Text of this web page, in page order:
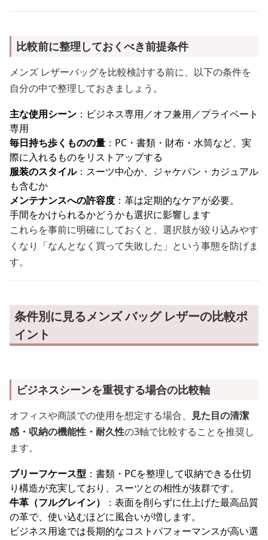
比較前に整理しておくべき前提条件
メンズ レザーバッグを比較検討する前に、以下の条件を
自分の中で整理しておきましょう。
主な使用シーン ：ビジネス専用／オフ兼用／プライベート
専用
毎日持ち歩くものの量 ：PC・書類・財布・水筒など、実
際に入れるものをリストアップする
服装のスタイル：スーツ中心か、ジャケパン・カジュアル
も含むか
メンテナンスへの許容度 ：革は定期的なケアが必要。
手間をかけられるかどうかも選択に影響します
これらを事前に明確にしておくと、選択肢が絞り込みやす
くなり「なんとなく買って失敗した」という事態を防げま
す。
条件別に見るメンズ バッグ レザーの比較ポ
イント
ビジネスシーンを重視する場合の比較軸
オフィスや商談での使用を想定する場合、
見た目の清潔
感・収納の機能性・耐久性の3軸で比較することを推奨し
ます。
ブリーフケース型 ：書類・PCを整理して収納できる仕切
り構造が充実しており、スーツとの相性が抜群です。
牛革（フルグレイン）
：表面を削らずに仕上げた最高品質
の革で、使い込むほどに風合いが増します。
ビジネス用途では長期的なコストパフォーマンスが高い選